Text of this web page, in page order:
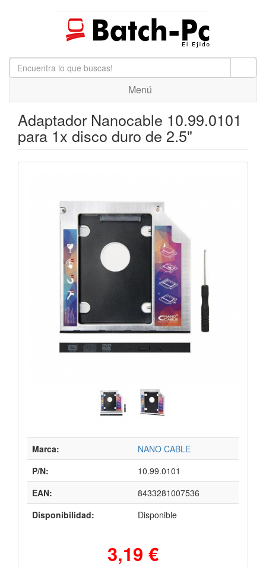
Menú
Adaptador Nanocable 10.99.0101
para 1x disco duro de 2.5"
Marca:
NANO CABLE
P/N:
10.99.0101
EAN:
8433281007536
Disponibilidad:
Disponible
3,19 €